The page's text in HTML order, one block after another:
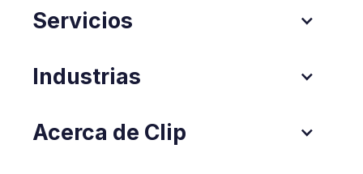
Servicios
Industrias
Acerca de Clip